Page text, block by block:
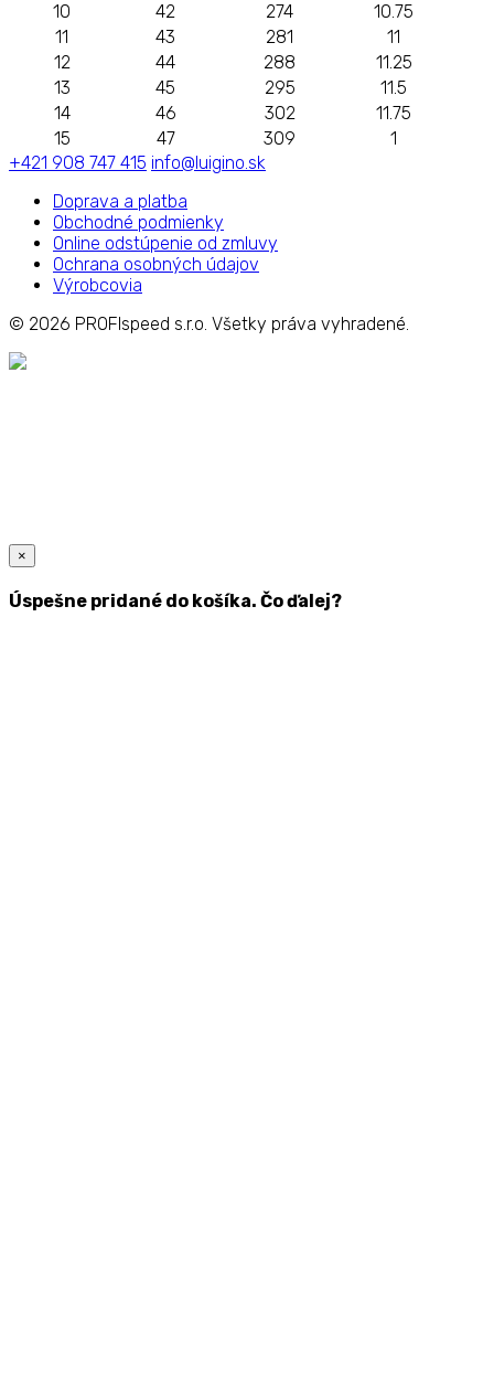
10
42 274
10.75
11
43 281
11
12
44 288
11.25
13
45 295
11.5
14
46 302
11.75
15
47 309
1
+421 908 747 415 info@luigino.sk
Doprava a platba
Obchodné podmienky
Online odstúpenie od zmluvy
Ochrana osobných údajov
Výrobcovia
© 2026 PROFIspeed s.r.o. Všetky práva vyhradené.
×
Úspešne pridané do košíka. Čo ďalej?